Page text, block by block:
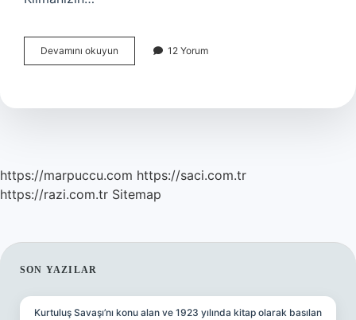
Devamını okuyun
Sıcak
12 Yorum
https://marpuccu.com https://saci.com.tr
https://razi.com.tr Sitemap
SIDEBAR
SON YAZILAR
Kurtuluş Savaşı’nı konu alan ve 1923 yılında kitap olarak basılan